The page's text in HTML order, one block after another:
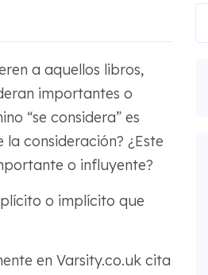
a aquellos libros,
importantes o
“se considera” es
consideración? ¿Este
o influyente?
o implícito que
en Varsity.co.uk cita